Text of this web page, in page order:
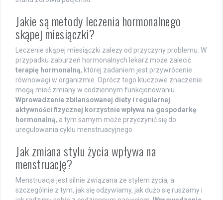
Jakie są metody leczenia hormonalnego
skąpej miesiączki?
Leczenie skąpej miesiączki zależy od przyczyny problemu. W
przypadku zaburzeń hormonalnych lekarz może zalecić
terapię hormonalną, której zadaniem jest przywrócenie
równowagi w organizmie. Oprócz tego kluczowe znaczenie
mogą mieć zmiany w codziennym funkcjonowaniu.
Wprowadzenie zbilansowanej diety i regularnej
aktywności fizycznej korzystnie wpływa na gospodarkę
hormonalną, a tym samym może przyczynić się do
uregulowania cyklu menstruacyjnego.
Jak zmiana stylu życia wpływa na
menstruację?
Menstruacja jest silnie związana ze stylem życia, a
szczególnie z tym, jak się odżywiamy, jak dużo się ruszamy i